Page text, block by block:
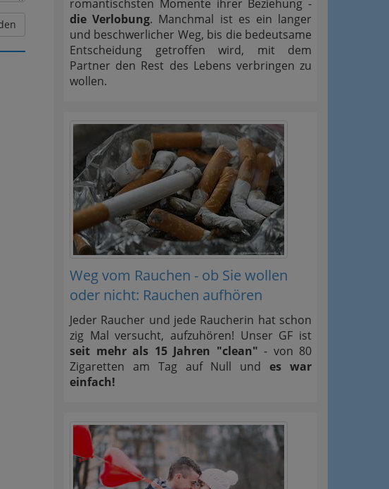
romantischsten Momente ihrer Beziehung -
die Verlobung. Manchmal ist es ein langer
und beschwerlicher Weg, bis die bedeutsame
Entscheidung getroffen wird, mit dem
Partner den Rest des Lebens verbringen zu
wollen.
Weg vom Rauchen - ob Sie wollen
oder nicht: Rauchen aufhören
Jeder Raucher und jede Raucherin hat schon
zig Mal versucht, aufzuhören! Unser GF ist
seit mehr als 15 Jahren "clean" - von 80
Zigaretten am Tag auf Null undes war
einfach!